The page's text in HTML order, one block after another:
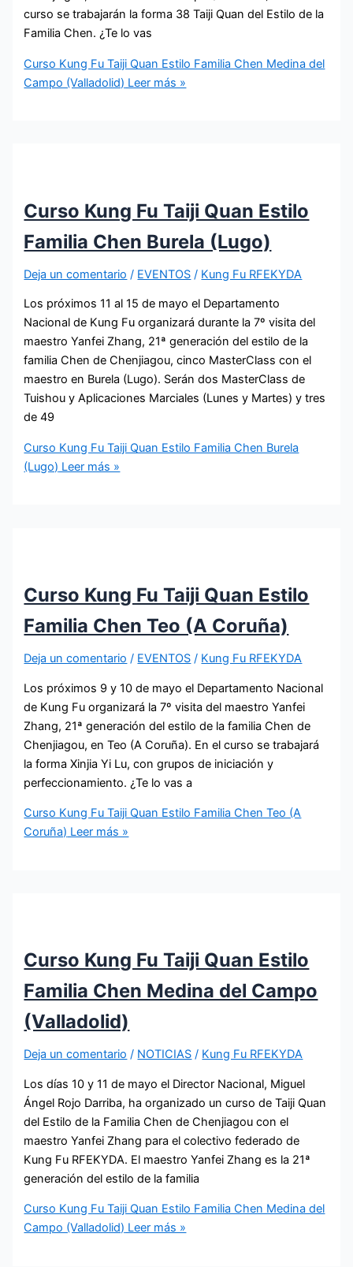
curso se trabajarán la forma 38 Taiji Quan del Estilo de la
Familia Chen. ¿Te lo vas
Curso Kung Fu Taiji Quan Estilo Familia Chen Medina del
Campo (Valladolid) Leer más »
Curso Kung Fu Taiji Quan Estilo
Familia Chen Burela (Lugo)
Deja un comentario / EVENTOS / Kung Fu RFEKYDA
Los próximos 11 al 15 de mayo el Departamento
Nacional de Kung Fu organizará durante la 7º visita del
maestro Yanfei Zhang, 21ª generación del estilo de la
familia Chen de Chenjiagou, cinco MasterClass con el
maestro en Burela (Lugo). Serán dos MasterClass de
Tuishou y Aplicaciones Marciales (Lunes y Martes) y tres
de 49
Curso Kung Fu Taiji Quan Estilo Familia Chen Burela
(Lugo) Leer más »
Curso Kung Fu Taiji Quan Estilo
Familia Chen Teo (A Coruña)
Deja un comentario / EVENTOS / Kung Fu RFEKYDA
Los próximos 9 y 10 de mayo el Departamento Nacional
de Kung Fu organizará la 7º visita del maestro Yanfei
Zhang, 21ª generación del estilo de la familia Chen de
Chenjiagou, en Teo (A Coruña). En el curso se trabajará
la forma Xinjia Yi Lu, con grupos de iniciación y
perfeccionamiento. ¿Te lo vas a
Curso Kung Fu Taiji Quan Estilo Familia Chen Teo (A
Coruña) Leer más »
Curso Kung Fu Taiji Quan Estilo
Familia Chen Medina del Campo
(Valladolid)
Deja un comentario / NOTICIAS / Kung Fu RFEKYDA
Los días 10 y 11 de mayo el Director Nacional, Miguel
Ángel Rojo Darriba, ha organizado un curso de Taiji Quan
del Estilo de la Familia Chen de Chenjiagou con el
maestro Yanfei Zhang para el colectivo federado de
Kung Fu RFEKYDA. El maestro Yanfei Zhang es la 21ª
generación del estilo de la familia
Curso Kung Fu Taiji Quan Estilo Familia Chen Medina del
Campo (Valladolid) Leer más »